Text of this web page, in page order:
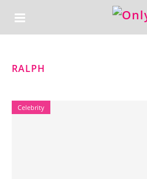
RALPH
Celebrity